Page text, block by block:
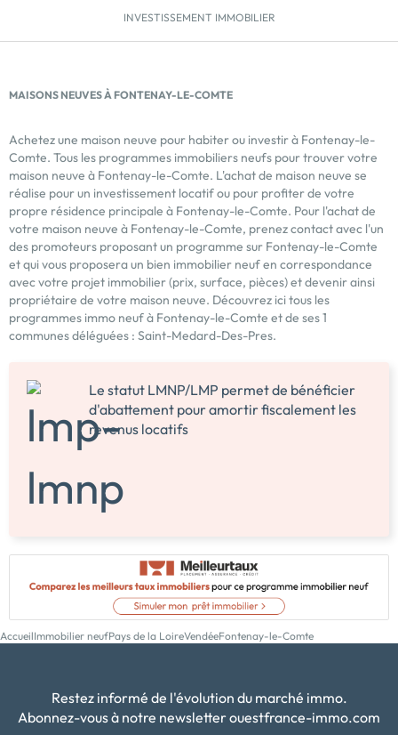
INVESTISSEMENT IMMOBILIER
MAISONS NEUVES À FONTENAY-LE-COMTE
Achetez une maison neuve pour habiter ou investir à Fontenay-le-
Comte. Tous les programmes immobiliers neufs pour trouver votre
maison neuve à Fontenay-le-Comte. L'achat de maison neuve se
réalise pour un investissement locatif ou pour profiter de votre
propre résidence principale à Fontenay-le-Comte. Pour l'achat de
votre maison neuve à Fontenay-le-Comte, prenez contact avec l'un
des promoteurs proposant un programme sur Fontenay-le-Comte
et qui vous proposera un bien immobilier neuf en correspondance
avec votre projet immobilier (prix, surface, pièces) et devenir ainsi
propriétaire de votre maison neuve. Découvrez ici tous les
programmes immo neuf à Fontenay-le-Comte et de ses 1
communes déléguées : Saint-Medard-Des-Pres.
Le statut LMNP/LMP permet de bénéficier
d'abattement pour amortir fiscalement les
revenus locatifs
AccueilImmobilier neufPays de la LoireVendéeFontenay-le-Comte
Restez informé de l'évolution du marché immo.
Abonnez-vous à notre newsletter ouestfrance-immo.com